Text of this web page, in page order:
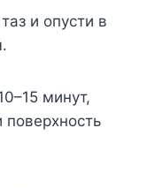
и опусти в
минут,
поверхность